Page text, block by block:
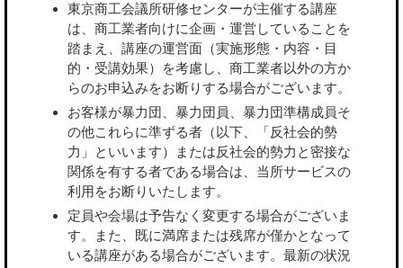
東京商工会議所研修センターが主催する講座
は、商工業者向けに企画・運営していることを
踏まえ、講座の運営面（実施形態・内容・目
的・受講効果）を考慮し、商工業者以外の方か
らのお申込みをお断りする場合がございます。
お客様が暴力団、暴力団員、暴力団準構成員そ
の他これらに準ずる者（以下、「反社会的勢
力」といいます）または反社会的勢力と密接な
関係を有する者である場合は、当所サービスの
利用をお断りいたします。
定員や会場は予告なく変更する場合がございま
す。また、既に満席または残席が僅かとなって
いる講座がある場合がございます。最新の状況